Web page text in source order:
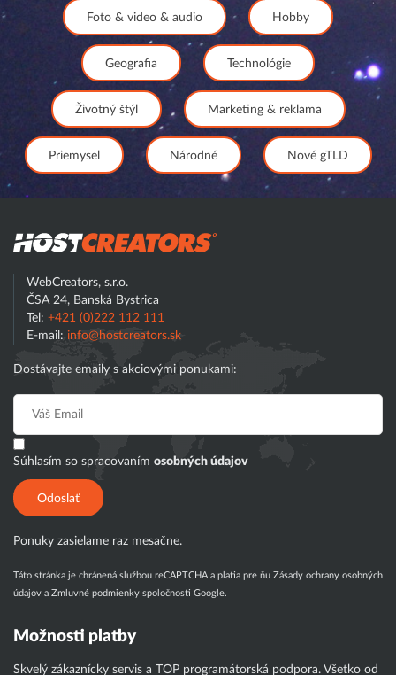
Foto & video & audio Hobby
Geografia Technológie
Životný štýl Marketing & reklama
Priemysel Národné Nové gTLD
WebCreators, s.r.o.
ČSA 24, Banská Bystrica
Tel: +421 (0)222 112 111
E-mail: info@hostcreators.sk
Dostávajte emaily s akciovými ponukami:
Súhlasím so spracovaním osobných údajov
Odoslať
Ponuky zasielame raz mesačne.
Táto stránka je chránená službou reCAPTCHA a platia pre ňu Zásady ochrany osobných
údajov a Zmluvné podmienky spoločnosti Google.
Možnosti platby
Skvelý zákaznícky servis a TOP programátorská podpora. Všetko od